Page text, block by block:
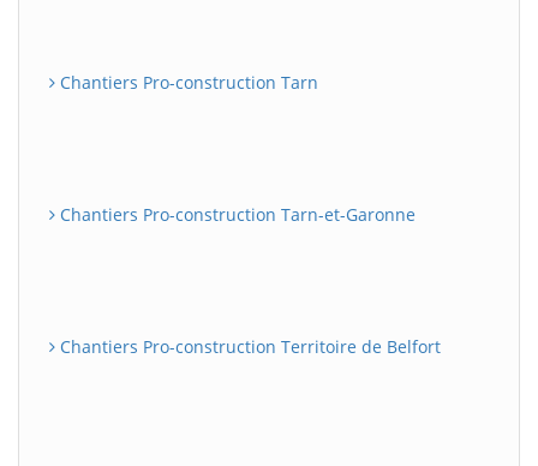
Chantiers Pro-construction Tarn
Chantiers Pro-construction Tarn-et-Garonne
Chantiers Pro-construction Territoire de Belfort